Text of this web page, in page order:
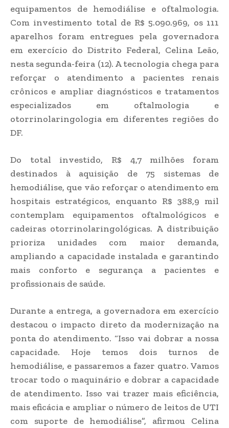
equipamentos de hemodiálise e oftalmologia.
Com investimento total de R$ 5.090.969, os 111
aparelhos foram entregues pela governadora
em exercício do Distrito Federal, Celina Leão,
nesta segunda-feira (12). A tecnologia chega para
reforçar o atendimento a pacientes renais
crônicos e ampliar diagnósticos e tratamentos
especializados em oftalmologia e
otorrinolaringologia em diferentes regiões do
DF.
Do total investido, R$ 4,7 milhões foram
destinados à aquisição de 75 sistemas de
hemodiálise, que vão reforçar o atendimento em
hospitais estratégicos, enquanto R$ 388,9 mil
contemplam equipamentos oftalmológicos e
cadeiras otorrinolaringológicas. A distribuição
prioriza unidades com maior demanda,
ampliando a capacidade instalada e garantindo
mais conforto e segurança a pacientes e
profissionais de saúde.
Durante a entrega, a governadora em exercício
destacou o impacto direto da modernização na
ponta do atendimento. “Isso vai dobrar a nossa
capacidade. Hoje temos dois turnos de
hemodiálise, e passaremos a fazer quatro. Vamos
trocar todo o maquinário e dobrar a capacidade
de atendimento. Isso vai trazer mais eficiência,
mais eficácia e ampliar o número de leitos de UTI
com suporte de hemodiálise”, afirmou Celina